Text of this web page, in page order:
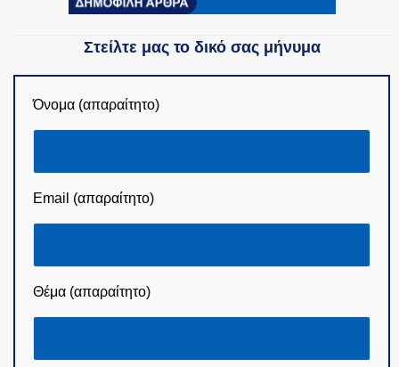
Στείλτε μας το δικό σας μήνυμα
Όνομα (απαραίτητο)
Email (απαραίτητο)
Θέμα (απαραίτητο)